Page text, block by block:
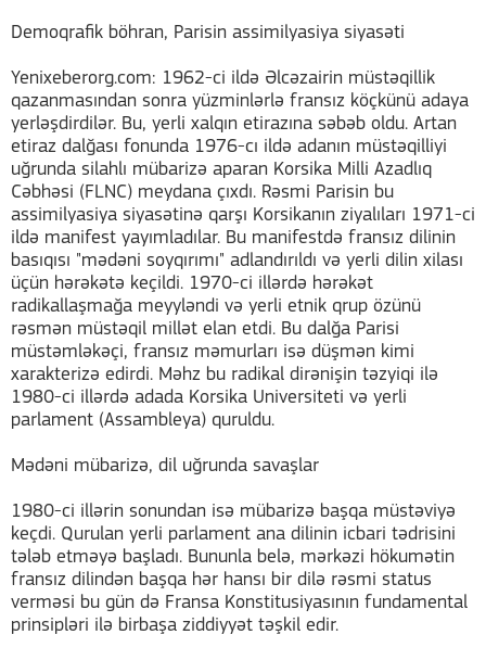
Demoqrafik böhran, Parisin assimilyasiya siyasəti
Yenixeberorg.com: 1962-ci ildə Əlcəzairin müstəqillik
qazanmasından sonra yüzminlərlə fransız köçkünü adaya
yerləşdirdilər. Bu, yerli xalqın etirazına səbəb oldu. Artan
etiraz dalğası fonunda 1976-cı ildə adanın müstəqilliyi
uğrunda silahlı mübarizə aparan Korsika Milli Azadlıq
Cəbhəsi (FLNC) meydana çıxdı. Rəsmi Parisin bu
assimilyasiya siyasətinə qarşı Korsikanın ziyalıları 1971-ci
ildə manifest yayımladılar. Bu manifestdə fransız dilinin
basıqısı "mədəni soyqırımı" adlandırıldı və yerli dilin xilası
üçün hərəkətə keçildi. 1970-ci illərdə hərəkət
radikallaşmağa meyyləndi və yerli etnik qrup özünü
rəsmən müstəqil millət elan etdi. Bu dalğa Parisi
müstəmləkəçi, fransız məmurları isə düşmən kimi
xarakterizə edirdi. Məhz bu radikal dirənişin təzyiqi ilə
1980-ci illərdə adada Korsika Universiteti və yerli
parlament (Assambleya) quruldu.
Mədəni mübarizə, dil uğrunda savaşlar
1980-ci illərin sonundan isə mübarizə başqa müstəviyə
keçdi. Qurulan yerli parlament ana dilinin icbari tədrisini
tələb etməyə başladı. Bununla belə, mərkəzi hökumətin
fransız dilindən başqa hər hansı bir dilə rəsmi status
verməsi bu gün də Fransa Konstitusiyasının fundamental
prinsipləri ilə birbaşa ziddiyyət təşkil edir.